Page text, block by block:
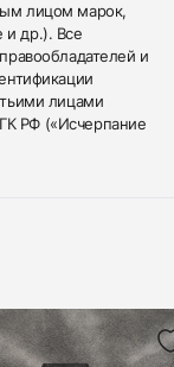
лицом марок,
и др.). Все
и
лицами
РФ («Исчерпание